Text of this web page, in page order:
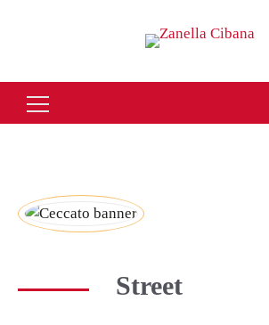
Buscar:
Street